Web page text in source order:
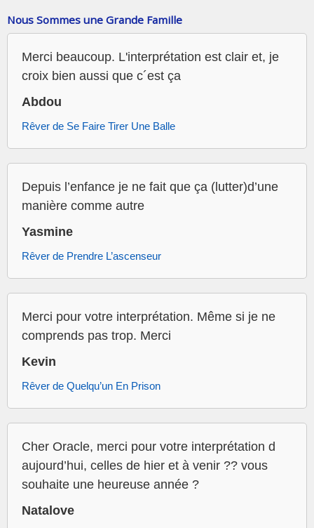
Nous Sommes une Grande Famille
Merci beaucoup. L'interprétation est clair et, je
croix bien aussi que c´est ça
Abdou
Rêver de Se Faire Tirer Une Balle
Depuis l’enfance je ne fait que ça (lutter)d’une
manière comme autre
Yasmine
Rêver de Prendre L’ascenseur
Merci pour votre interprétation. Même si je ne
comprends pas trop. Merci
Kevin
Rêver de Quelqu’un En Prison
Cher Oracle, merci pour votre interprétation d
aujourd’hui, celles de hier et à venir ?? vous
souhaite une heureuse année ?
Natalove